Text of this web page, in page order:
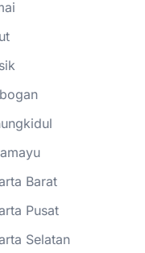
Barat
Pusat
Selatan